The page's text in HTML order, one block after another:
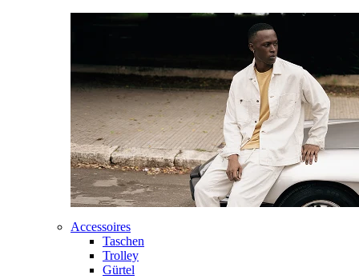
Accessoires
Taschen
Trolley
Gürtel